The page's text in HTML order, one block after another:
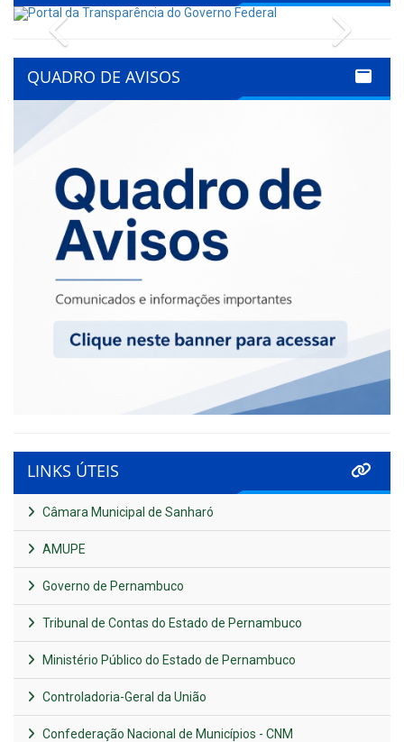
Previous
QUADRO DE AVISOS
LINKS ÚTEIS
Câmara Municipal de Sanharó
AMUPE
Governo de Pernambuco
Tribunal de Contas do Estado de Pernambuco
Ministério Público do Estado de Pernambuco
Controladoria-Geral da União
Confederação Nacional de Municípios - CNM